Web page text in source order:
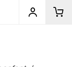
de musées